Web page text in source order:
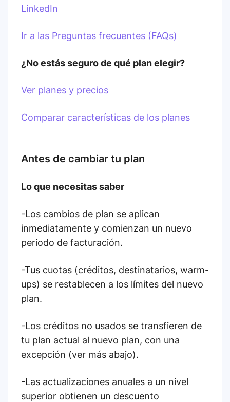
LinkedIn
Ir a las Preguntas frecuentes (FAQs)
¿No estás seguro de qué plan elegir?
Ver planes y precios
Comparar características de los planes
Antes de cambiar tu plan
Lo que necesitas saber
-Los cambios de plan se aplican
inmediatamente y comienzan un nuevo
periodo de facturación.
-Tus cuotas (créditos, destinatarios, warm-
ups) se restablecen a los límites del nuevo
plan.
-Los créditos no usados se transfieren de
tu plan actual al nuevo plan, con una
excepción (ver más abajo).
-Las actualizaciones anuales a un nivel
superior obtienen un descuento